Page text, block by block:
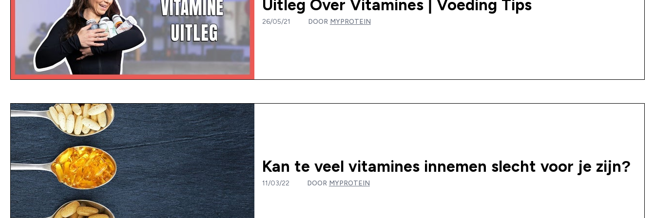
Uitleg Over Vitamines | Voeding Tips
26/05/21 DOOR MYPROTEIN
Kan te veel vitamines innemen slecht voor je zijn?
11/03/22 DOOR MYPROTEIN